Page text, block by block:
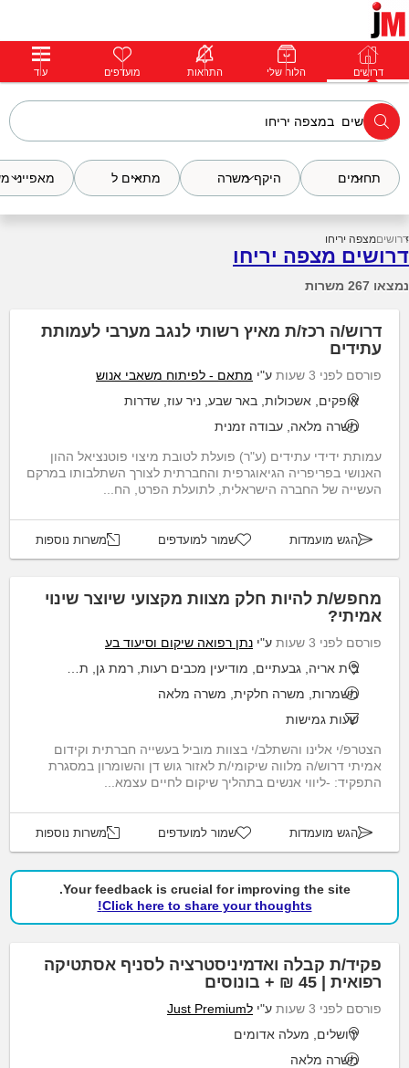
דרושים פרופילים הודעות פרימיום דרושים הלוח שלי התראות מועדפים עוד
תחומים היקף משרה מתאים ל מאפייני
דרושיםמצפה יריחו
דרושים מצפה יריחו
נמצאו 267 משרות
דרוש/ה רכז/ת מאיץ רשותי לנגב מערבי לעמותת
עתידים
פורסם לפני 3 שעות ע"י מתאם - לפיתוח משאבי אנוש
אופקים, אשכולות, באר שבע, ניר עוז, שדרות
משרה מלאה, עבודה זמנית
עמותת ידידי עתידים (ע"ר) פועלת לטובת מיצוי פוטנציאל ההון
האנושי בפריפריה הגיאוגרפית והחברתית לצורך השתלבותו במרקם
העשייה של החברה הישראלית, לתועלת הפרט, הח...
הגש מועמדות שמור למועדפים משרות נוספות
מחפש/ת להיות חלק מצוות מקצועי שיוצר שינוי
אמיתי?
פורסם לפני 3 שעות ע"י נתן רפואה שיקום וסיעוד בע
בית אריה, גבעתיים, מודיעין מכבים רעות, רמת גן, תל אביב יפו
משמרות, משרה חלקית, משרה מלאה
שעות גמישות
הצטרפ/י אלינו והשתלב/י בצוות מוביל בעשייה חברתית וקידום
אמיתי דרוש/ה מלווה שיקומי/ת לאזור גוש דן והשומרון במסגרת
התפקיד: -ליווי אנשים בתהליך שיקום לחיים עצמא...
הגש מועמדות שמור למועדפים משרות נוספות
Your feedback is crucial for improving the site.
Click here to share your thoughts!
פקיד/ת קבלה ואדמיניסטרציה לסניף אסתטיקה
רפואית | 45 ₪ + בונוסים
פורסם לפני 3 שעות ע"י לJust Premium
ירושלים, מעלה אדומים
משרה מלאה